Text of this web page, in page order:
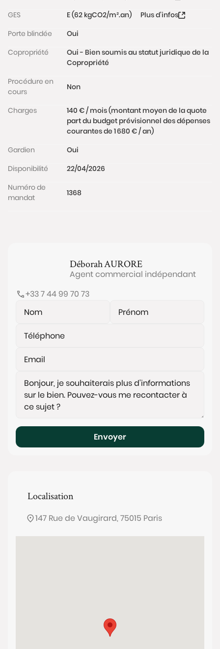
Falguière (métro ligne 12), à 4 minutes de la Gare
Montparnasse (lignes 4, 6 et 13) et à 5 minutes de la
ligne 10 avec la station Duroc. La rue du Cherche-
Midi est également sur le trottoir d'en face. Le
quartier est apprécié pour ses nombreux
commerces et ses espaces verts (proche du Jardin
du Luxembourg).
Charges: 140€/mois incluant le chauffage, l'eau,
l'entretien des parties communes, l'ascenseur et le
exposé sont disponibles sur le site
www.georisques.gouv.fr
GES
E (62 kgCO2/m².an)
Plus d'infos
Porte blindée
Oui
Copropriété
Oui - Bien soumis au statut juridique de la
Copropriété
Procédure en
cours
Non
Charges
140 € / mois (montant moyen de la quote
part du budget prévisionnel des dépenses
courantes de 1 680 € / an)
Gardien
Oui
Disponibilité
22/04/2026
Numéro de
mandat
1368
DéborahAURORE
Agent commercial indépendant
+33 7 44 99 70 73
Envoyer
Localisation
147 Rue de Vaugirard, 75015 Paris